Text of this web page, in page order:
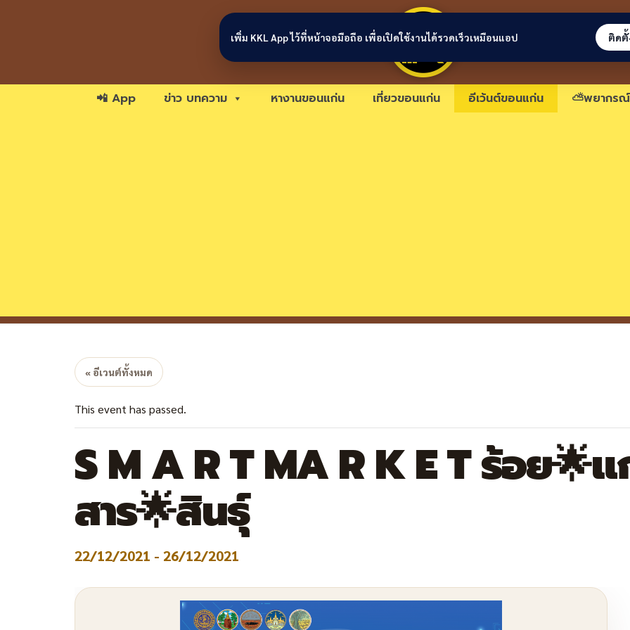
ขอนแก่นลิงก์
📲 App ข่าว บทความ หางานขอนแก่น เที่ยวขอนแก่น อีเว้นต์ขอนแก่น ⛅พยากร
« อีเวนต์ทั้งหมด
This event has passed.
S M A R T MA R K E T ร้อย🌟
สาร🌟สินธุ์
22/12/2021 - 26/12/2021
เพิ่ม KKL App ไว้ที่หน้าจอมือถือ เพื่อเปิดใช้งานได้รวดเร็วเหมือนแอป ติดตั้